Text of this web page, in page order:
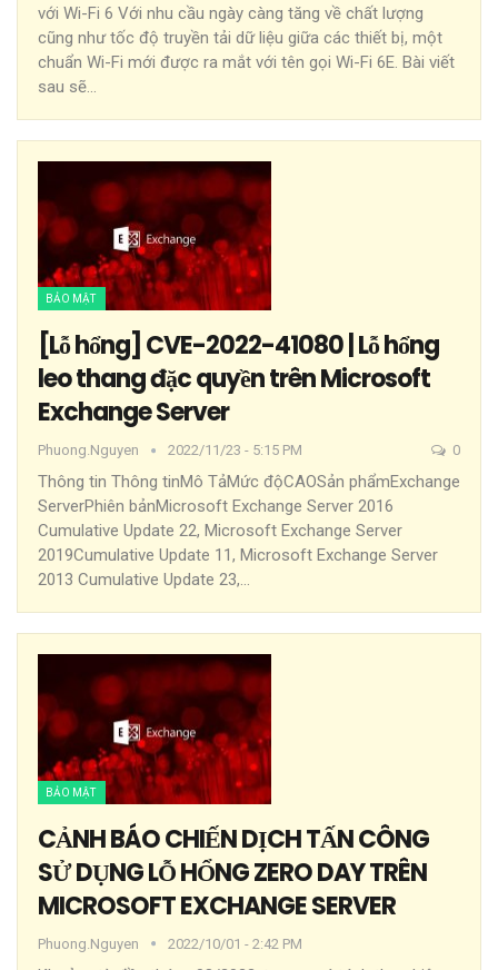
với Wi-Fi 6 Với nhu cầu ngày càng tăng về chất lượng
cũng như tốc độ truyền tải dữ liệu giữa các thiết bị, một
chuẩn Wi-Fi mới được ra mắt với tên gọi Wi-Fi 6E. Bài viết
sau sẽ…
BẢO MẬT
[Lỗ hổng] CVE-2022-41080 | Lỗ hổng
leo thang đặc quyền trên Microsoft
Exchange Server
Phuong.nguyen 2022/11/23 - 5:15 PM 0
Thông tin Thông tinMô TảMức độCAOSản phẩmExchange
ServerPhiên bảnMicrosoft Exchange Server 2016
Cumulative Update 22, Microsoft Exchange Server
2019Cumulative Update 11, Microsoft Exchange Server
2013 Cumulative Update 23,…
BẢO MẬT
CẢNH BÁO CHIẾN DỊCH TẤN CÔNG
SỬ DỤNG LỖ HỔNG ZERO DAY TRÊN
MICROSOFT EXCHANGE SERVER
Phuong.nguyen 2022/10/01 - 2:42 PM